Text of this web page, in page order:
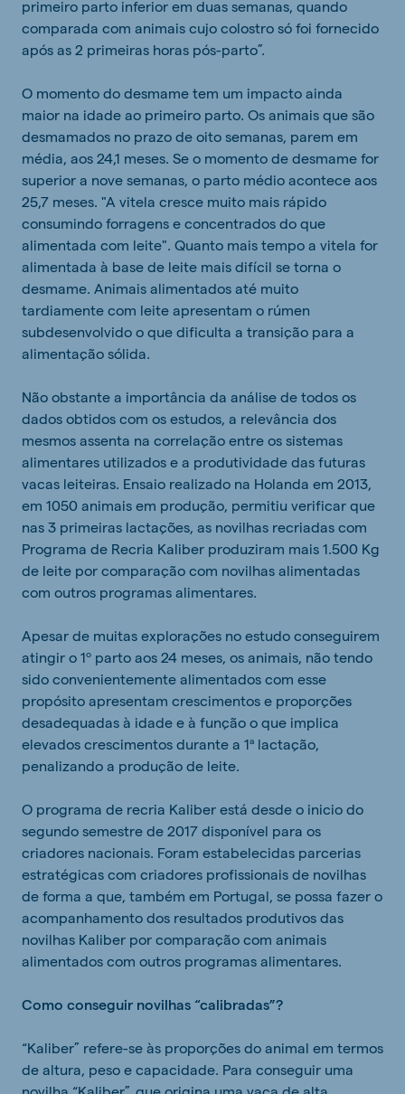
primeiro parto inferior em duas semanas, quando
comparada com animais cujo colostro só foi fornecido
após as 2 primeiras horas pós-parto”.
O momento do desmame tem um impacto ainda
maior na idade ao primeiro parto. Os animais que são
desmamados no prazo de oito semanas, parem em
média, aos 24,1 meses. Se o momento de desmame for
superior a nove semanas, o parto médio acontece aos
25,7 meses. "A vitela cresce muito mais rápido
consumindo forragens e concentrados do que
alimentada com leite". Quanto mais tempo a vitela for
alimentada à base de leite mais difícil se torna o
desmame. Animais alimentados até muito
tardiamente com leite apresentam o rúmen
subdesenvolvido o que dificulta a transição para a
alimentação sólida.
Não obstante a importância da análise de todos os
dados obtidos com os estudos, a relevância dos
mesmos assenta na correlação entre os sistemas
alimentares utilizados e a produtividade das futuras
vacas leiteiras. Ensaio realizado na Holanda em 2013,
em 1050 animais em produção, permitiu verificar que
nas 3 primeiras lactações, as novilhas recriadas com
Programa de Recria Kaliber produziram mais 1.500 Kg
de leite por comparação com novilhas alimentadas
com outros programas alimentares.
Apesar de muitas explorações no estudo conseguirem
atingir o 1º parto aos 24 meses, os animais, não tendo
sido convenientemente alimentados com esse
propósito apresentam crescimentos e proporções
desadequadas à idade e à função o que implica
elevados crescimentos durante a 1ª lactação,
penalizando a produção de leite.
O programa de recria Kaliber está desde o inicio do
segundo semestre de 2017 disponível para os
criadores nacionais. Foram estabelecidas parcerias
estratégicas com criadores profissionais de novilhas
de forma a que, também em Portugal, se possa fazer o
acompanhamento dos resultados produtivos das
novilhas Kaliber por comparação com animais
alimentados com outros programas alimentares.
Como conseguir novilhas “calibradas”?
“Kaliber” refere-se às proporções do animal em termos
de altura, peso e capacidade. Para conseguir uma